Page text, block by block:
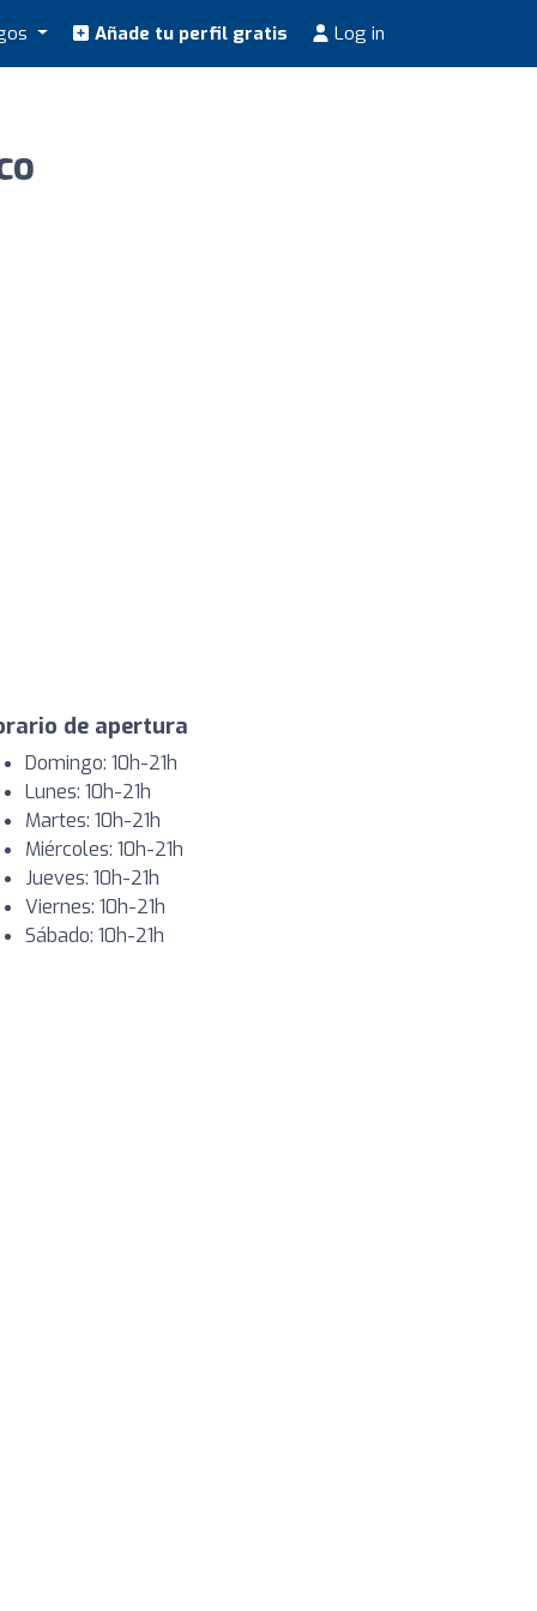
Añade tu perfil gratis Log in
de apertura
Domingo: 10h-21h
Lunes: 10h-21h
Martes: 10h-21h
Miércoles: 10h-21h
Jueves: 10h-21h
Viernes: 10h-21h
Sábado: 10h-21h